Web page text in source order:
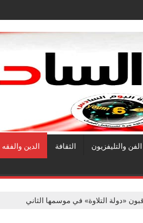
الفن والتليفزيون الثقافة الدين والفقه
«دولة التلاوة» في موسمها الثاني